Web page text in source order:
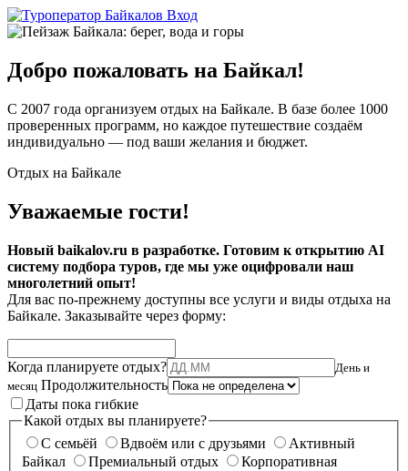
Вход
Добро пожаловать на Байкал!
С 2007 года организуем отдых на Байкале. В базе более 1000
проверенных программ, но каждое путешествие создаём
индивидуально — под ваши желания и бюджет.
Отдых на Байкале
Уважаемые гости!
Новый baikalov.ru в разработке. Готовим к открытию AI
систему подбора туров, где мы уже оцифровали наш
многолетний опыт!
Для вас по-прежнему доступны все услуги и виды отдыха на
Байкале. Заказывайте через форму:
Когда планируете отдых?
День и
месяц Продолжительность
Даты пока гибкие
Какой отдых вы планируете?
С семьёй
Вдвоём или с друзьями
Активный
Байкал
Премиальный отдых
Корпоративная